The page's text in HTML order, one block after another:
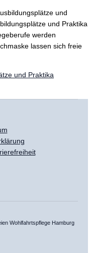
und
und Praktika
werden
lassen sich freie
und Praktika
Wohlfahrtspflege Hamburg